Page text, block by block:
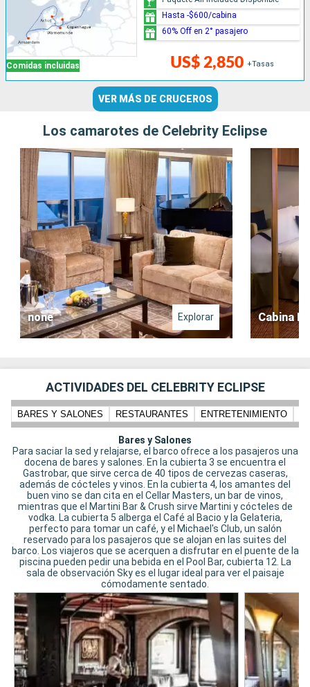
Comidas incluidas US$ 2,850 +Tasas
Hasta -$600/cabina
60% Off en 2° pasajero
VER MÁS DE CRUCEROS
Los camarotes de Celebrity Eclipse
none Explorar Cabina
ACTIVIDADES DEL CELEBRITY ECLIPSE
BARES Y SALONES RESTAURANTES ENTRETENIMIENTO
Bares y Salones
Para saciar la sed y relajarse, el barco ofrece a los pasajeros una
docena de bares y salones. En la cubierta 3 se encuentra el
Gastrobar, que sirve cerca de 40 tipos de cervezas caseras,
además de cócteles y vinos. En la cubierta 4, los amantes del
buen vino se dan cita en el Cellar Masters, un bar de vinos,
mientras que el Martini Bar & Crush sirve Martini y cócteles de
vodka. La cubierta 5 alberga el Café al Bacio y la Gelateria,
perfecto para tomar un café, y el Michael's Club, un salón
reservado para los pasajeros que se alojan en las suites del
barco. Los viajeros que se acerquen a disfrutar en el puente de la
piscina pueden pedir una bebida en el Pool Bar, cubierta 12. La
sala de observación Sky es el lugar ideal para ver el paisaje
cómodamente sentado.